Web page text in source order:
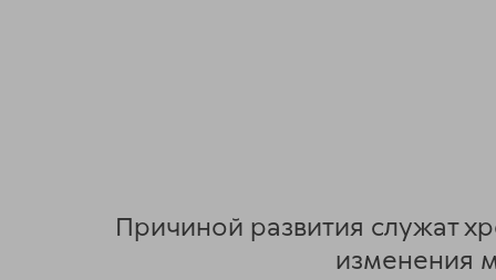
Причиной развития служат
изменения